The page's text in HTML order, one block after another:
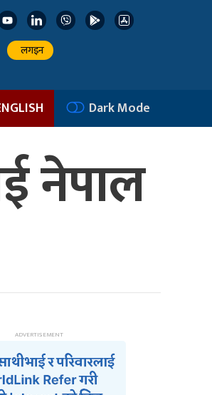
लगइन
Dark Mode
नेपाल